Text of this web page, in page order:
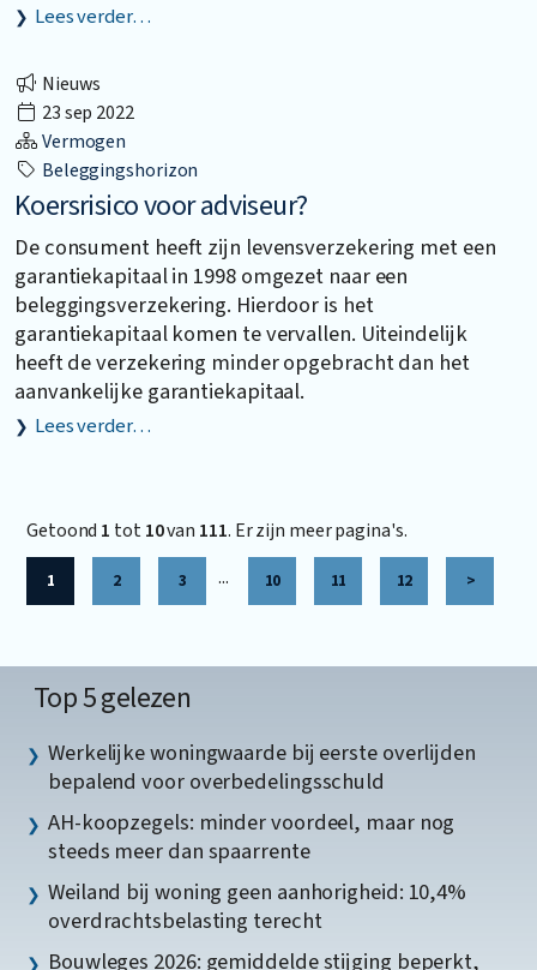
Lees verder…
Nieuws
23 sep 2022
Vermogen
Beleggingshorizon
Koersrisico voor adviseur?
De consument heeft zijn levensverzekering met een
garantiekapitaal in 1998 omgezet naar een
beleggingsverzekering. Hierdoor is het
garantiekapitaal komen te vervallen. Uiteindelijk
heeft de verzekering minder opgebracht dan het
aanvankelijke garantiekapitaal.
Lees verder…
Getoond 1 tot10van 111. Er zijn meer pagina's.
1 2 3 ... 10 11 12 >
Top 5 gelezen
Werkelijke woningwaarde bij eerste overlijden
bepalend voor overbedelingsschuld
AH-koopzegels: minder voordeel, maar nog
steeds meer dan spaarrente
Weiland bij woning geen aanhorigheid: 10,4%
overdrachtsbelasting terecht
Bouwleges 2026: gemiddelde stijging beperkt,